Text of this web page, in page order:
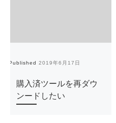
Published 2019年6月17日
購入済ツールを再ダウ
ンードしたい